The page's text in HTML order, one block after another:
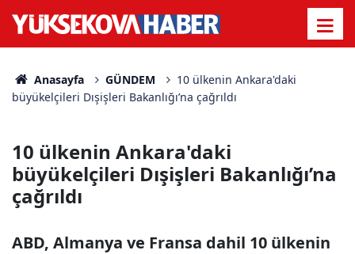
Anasayfa GÜNDEM
10 ülkenin Ankara'daki
büyükelçileri Dışişleri Bakanlığı’na çağrıldı
10 ülkenin Ankara'daki
büyükelçileri Dışişleri Bakanlığı’na
çağrıldı
ABD, Almanya ve Fransa dahil 10 ülkenin